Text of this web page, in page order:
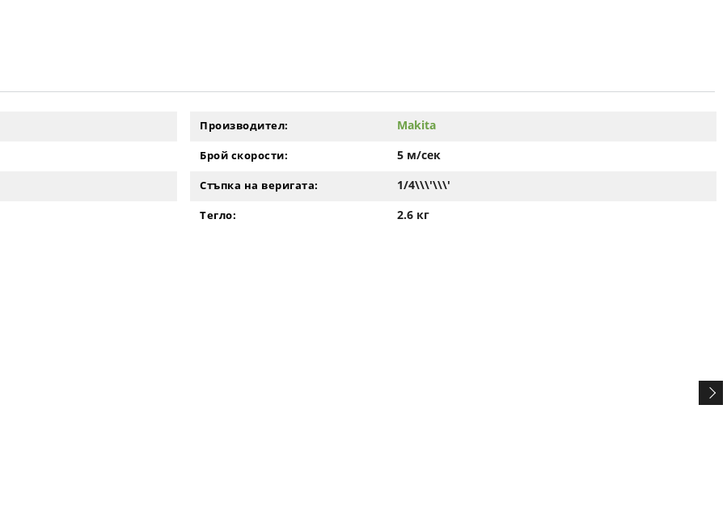
Производител: Makita
Брой скорости: 5 м/сек
Стъпка на веригата: 1/4\\\'\\\'
Тегло: 2.6 кг